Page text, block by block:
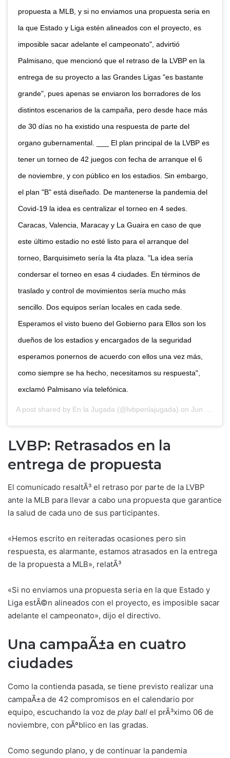
propuesta a MLB, y si no enviamos una propuesta seria en
la que Estado y Liga estén alineados con el proyecto, es
imposible sacar adelante el campeonato", advirtió
Palmisano, que mencionó que el retraso de la LVBP en la
entrega de su proyecto a las Grandes Ligas "es bastante
grande", pues apenas se enviaron los borradores de los
distintos escenarios de la campaña, pero desde hace más
de 30 días no ha existido una respuesta de parte del
organo gubernamental. ___ El plan principal de la LVBP es
tener un torneo de 42 juegos con fecha de arranque el 6
de noviembre, y con público en los estadios. Sin embargo,
el plan "B" está diseñado. De mantenerse la pandemia del
Covid-19 la idea es centralizar el torneo en 4 sedes.
Caracas, Valencia, Maracay y La Guaira en caso de que
este último estadio no esté listo para el arranque del
torneo, Barquisimeto sería la 4ta plaza. "La idea sería
condersar el torneo en esas 4 ciudades. En términos de
traslado y control de movimientos sería mucho más
sencillo. Dos equipos serían locales en cada sede.
Esperamos el visto bueno del Gobierno para Ellos son los
dueños de los estadios y encargados de la seguridad
esperamos ponernos de acuerdo con ellos una vez más,
como siempre se ha hecho, necesitamos su respuesta",
exclamó Palmisano vía telefónica.
A post shared by En la Jugada (@lvbpenlajugada) on Jun 24, 2020 at 2:21pm PDT
LVBP: Retrasados en la
entrega de propuesta
El comunicado resaltÃ³ el retraso por parte de la LVBP
ante la MLB para llevar a cabo una propuesta que garantice
la salud de cada uno de sus participantes.
«Hemos escrito en reiteradas ocasiones pero sin
respuesta, es alarmante, estamos atrasados en la entrega
de la propuesta a MLB», relatÃ³
«Si no enviamos una propuesta seria en la que Estado y
Liga estÃ©n alineados con el proyecto, es imposible sacar
adelante el campeonato», dijo el directivo.
Una campaÃ±a en cuatro
ciudades
Como la contienda pasada, se tiene previsto realizar una
campaÃ±a de 42 compromisos en el calendario por
equipo, escuchando la voz de play ball el prÃ³ximo 06 de
noviembre, con pÃºblico en las gradas.
Como segundo plano, y de continuar la pandemia